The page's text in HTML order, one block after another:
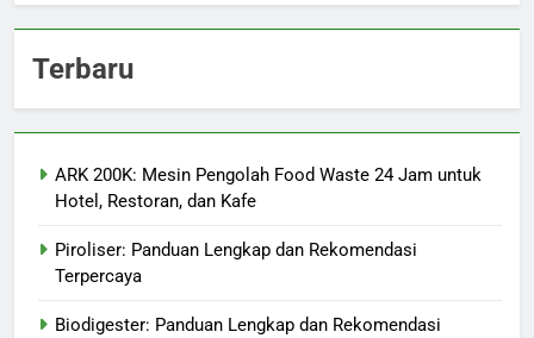
Terbaru
ARK 200K: Mesin Pengolah Food Waste 24 Jam untuk
Hotel, Restoran, dan Kafe
Piroliser: Panduan Lengkap dan Rekomendasi
Terpercaya
Biodigester: Panduan Lengkap dan Rekomendasi